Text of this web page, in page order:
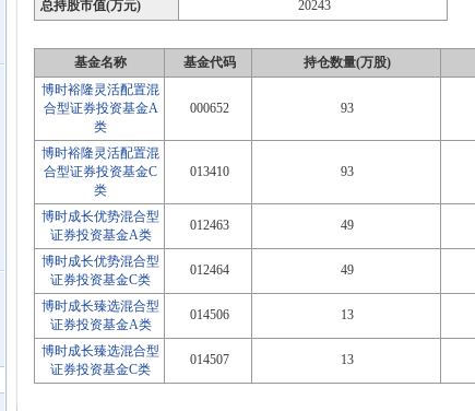
总持股市值(万元)
20243
基金名称 基金代码 持仓数量(万股)
博时裕隆灵活配置混
合型证券投资基金A
类
000652 93
博时裕隆灵活配置混
合型证券投资基金C
类
013410 93
博时成长优势混合型
证券投资基金A类
012463 49
博时成长优势混合型
证券投资基金C类
012464 49
博时成长臻选混合型
证券投资基金A类
014506 13
博时成长臻选混合型
证券投资基金C类
014507 13